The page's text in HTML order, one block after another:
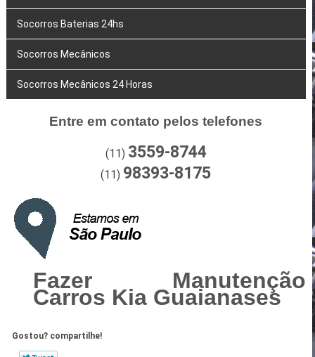
Socorros Baterias 24hs
Socorros Mecânicos
Socorros Mecânicos 24 Horas
Entre em contato pelos telefones
(11) 3559-8744
(11) 98393-8175
Fazer Manutenção
Carros Kia Guaianases
Gostou? compartilhe!